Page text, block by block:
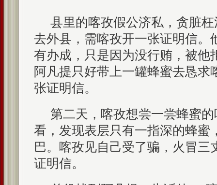
县里的喀孜假公济私，贪脏
去外县，需喀孜开一张证明信。
有办成，只是因为没行贿，被他
阿凡提只好带上一罐蜂蜜去恳求
张证明信。
第二天，喀孜想尝一尝蜂蜜
看，发现表层只有一指深的蜂蜜
巴。喀孜见自己受了骗，火冒三
证明信。